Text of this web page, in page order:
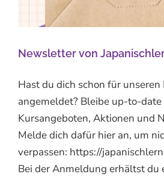
Newsletter von
Hast du dich schon für
angemeldet? Bleibe up-to-
Kursangeboten, Aktionen und
Melde dich dafür hier an, um
verpassen: https://
Bei der Anmeldung erhältst du